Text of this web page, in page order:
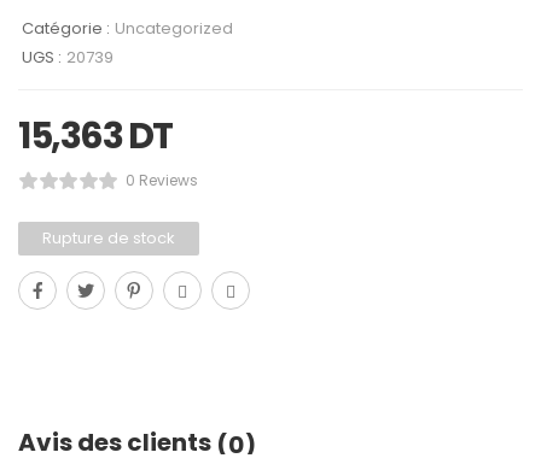
Catégorie : Uncategorized
UGS : 20739
15,363DT
0 Reviews
Rupture de stock
Avis des clients (0)